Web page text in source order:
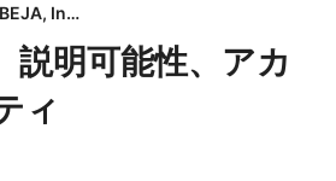
ABEJA, Inc.
説明可能性、アカ
ィ